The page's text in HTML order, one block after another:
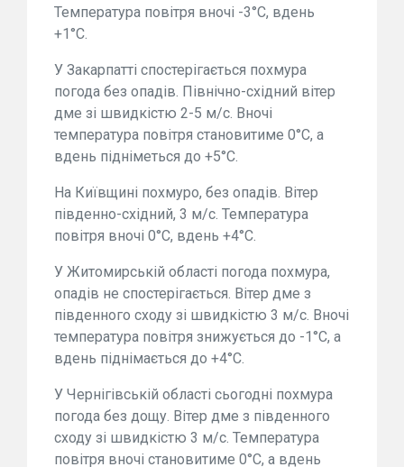
Температура повітря вночі -3°С, вдень
+1°С.
У Закарпатті спостерігається похмура
погода без опадів. Північно-східний вітер
дме зі швидкістю 2-5 м/с. Вночі
температура повітря становитиме 0°С, а
вдень підніметься до +5°С.
На Київщині похмуро, без опадів. Вітер
південно-східний, 3 м/с. Температура
повітря вночі 0°С, вдень +4°С.
У Житомирській області погода похмура,
опадів не спостерігається. Вітер дме з
південного сходу зі швидкістю 3 м/с. Вночі
температура повітря знижується до -1°С, а
вдень піднімається до +4°С.
У Чернігівській області сьогодні похмура
погода без дощу. Вітер дме з південного
сходу зі швидкістю 3 м/с. Температура
повітря вночі становитиме 0°С, а вдень